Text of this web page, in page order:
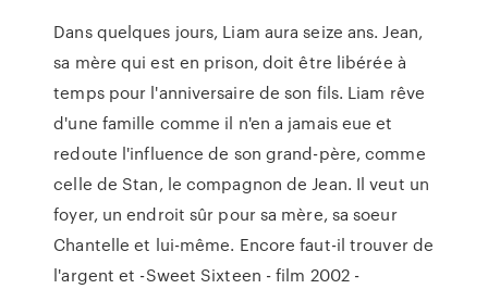
Dans quelques jours, Liam aura seize ans. Jean,
sa mère qui est en prison, doit être libérée à
temps pour l'anniversaire de son fils. Liam rêve
d'une famille comme il n'en a jamais eue et
redoute l'influence de son grand-père, comme
celle de Stan, le compagnon de Jean. Il veut un
foyer, un endroit sûr pour sa mère, sa soeur
Chantelle et lui-même. Encore faut-il trouver de
l'argent et -Sweet Sixteen - film 2002 -